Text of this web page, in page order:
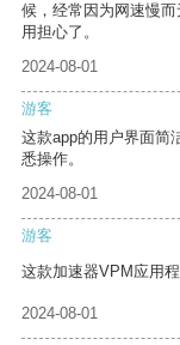
候，经常因为网速慢
用担心了。
2024-08-01
游客
这款app的用户界面简
悉操作。
2024-08-01
游客
这款加速器VPM应用
2024-08-01